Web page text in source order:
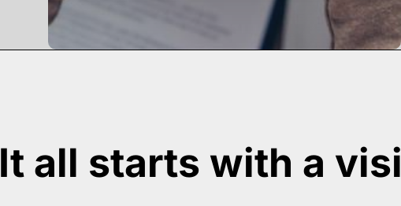
It all starts with a